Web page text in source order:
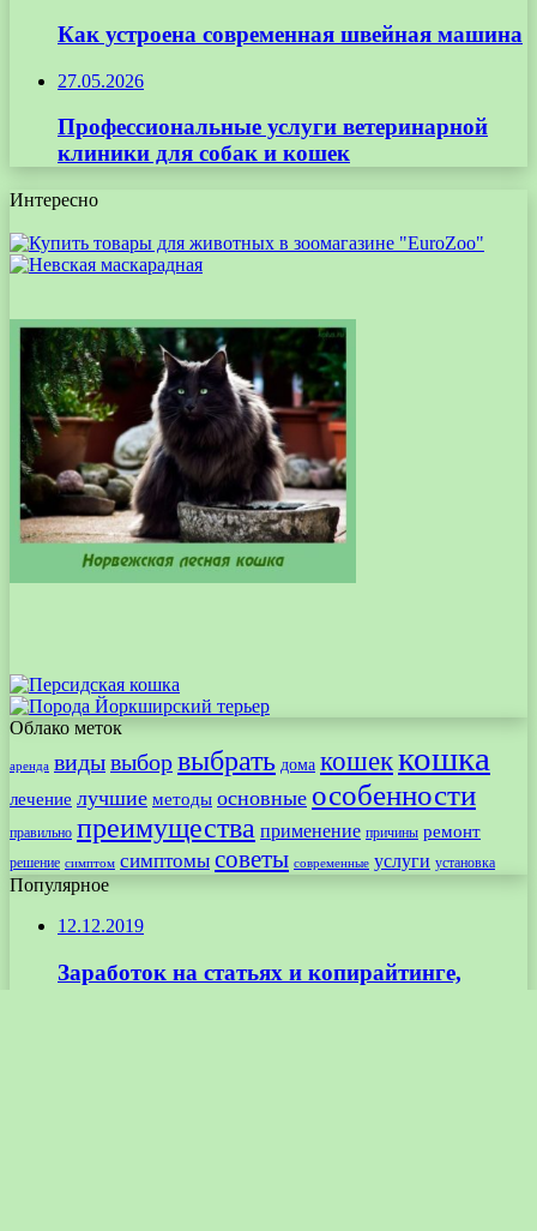
Как устроена современная швейная машина
27.05.2026
Профессиональные услуги ветеринарной
клиники для собак и кошек
Интересно
Облако меток
аренда видывыборвыбрать дома кошеккошка
лечение лучшие методы основные особенности
правильно преимущества применение причины ремонт
решение симптом симптомы советы современные услуги установка
Популярное
12.12.2019
Заработок на статьях и копирайтинге,